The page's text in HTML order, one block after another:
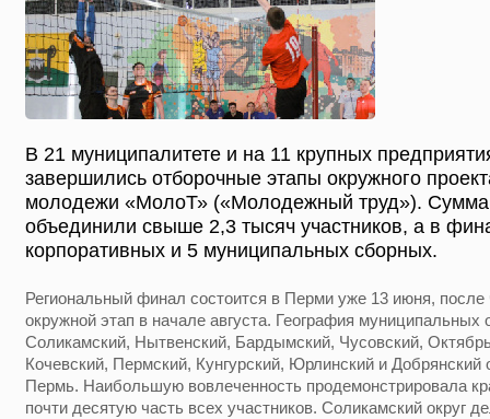
В 21 муниципалитете и на 11 крупных
завершились отборочные этапы окружного
молодежи «МолоТ» («Молодежный труд»).
объединили свыше 2,3 тысяч участников, а в
корпоративных и 5 муниципальных сборных.
Региональный финал состоится в Перми уже 13 июня, после
окружной этап в начале августа. География муниципальных
Соликамский, Нытвенский, Бардымский, Чусовский,
Кочевский, Пермский, Кунгурский, Юрлинский и Добрянский
Пермь. Наибольшую вовлеченность продемонстрировала
почти десятую часть всех участников. Соликамский округ